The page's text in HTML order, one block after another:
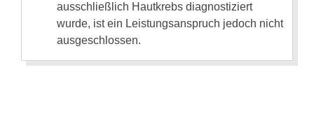
ausschließlich Hautkrebs diagnostiziert
wurde, ist ein Leistungsanspruch jedoch nicht
ausgeschlossen.